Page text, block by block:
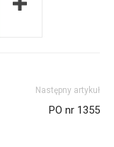
Następny artykuł
PO nr 1355